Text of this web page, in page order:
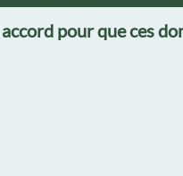
pour que ces